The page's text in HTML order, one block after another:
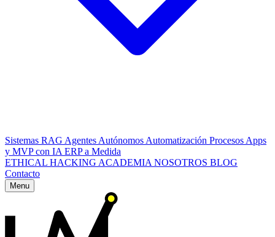
Sistemas RAG Agentes Autónomos Automatización Procesos Apps
y MVP con IA ERP a Medida
ETHICAL HACKING ACADEMIA NOSOTROS BLOG
Contacto
Menu